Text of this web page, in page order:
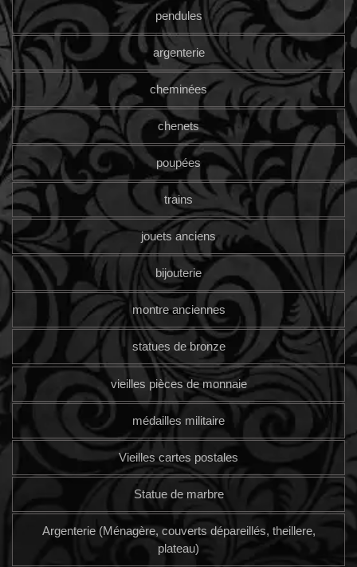
pendules
argenterie
cheminées
chenets
poupées
trains
jouets anciens
bijouterie
montre anciennes
statues de bronze
vieilles pièces de monnaie
médailles militaire
Vieilles cartes postales
Statue de marbre
Argenterie (Ménagère, couverts dépareillés, theillere,
plateau)